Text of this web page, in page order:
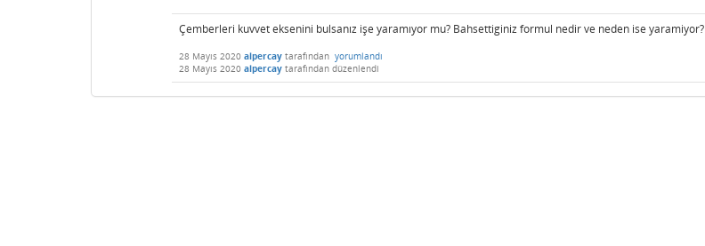
Çemberleri kuvvet eksenini bulsanız işe yaramıyor mu? Bahsettiginiz formul nedir ve neden ise yaramiyor?
28 Mayıs 2020 alpercay tarafından yorumlandı
28 Mayıs 2020 alpercay tarafından düzenlendi